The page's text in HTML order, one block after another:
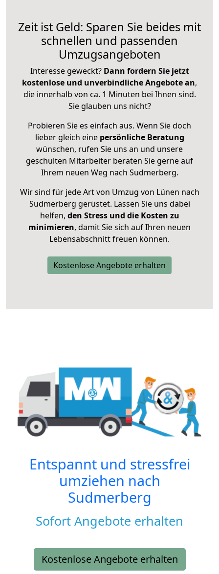
Zeit ist Geld: Sparen Sie beides mit
schnellen und passenden
Umzugsangeboten
Interesse geweckt? Dann fordern Sie jetzt
kostenlose und unverbindliche Angebote an,
die innerhalb von ca. 1 Minuten bei Ihnen sind.
Sie glauben uns nicht?
Probieren Sie es einfach aus. Wenn Sie doch
lieber gleich eine persönliche Beratung
wünschen, rufen Sie uns an und unsere
geschulten Mitarbeiter beraten Sie gerne auf
Ihrem neuen Weg nach Sudmerberg.
Wir sind für jede Art von Umzug von Lünen nach
Sudmerberg gerüstet. Lassen Sie uns dabei
helfen, den Stress und die Kosten zu
minimieren, damit Sie sich auf Ihren neuen
Lebensabschnitt freuen können.
Kostenlose Angebote erhalten
Entspannt und stressfrei
umziehen nach
Sudmerberg
Sofort Angebote erhalten
Kostenlose Angebote erhalten